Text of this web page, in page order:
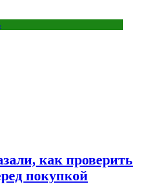
как проверить
покупкой